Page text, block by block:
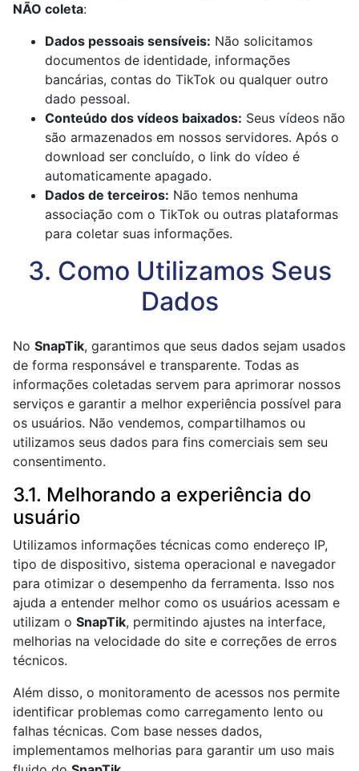
NÃO coleta:
Dados pessoais sensíveis: Não solicitamos
documentos de identidade, informações
bancárias, contas do TikTok ou qualquer outro
dado pessoal.
Conteúdo dos vídeos baixados: Seus vídeos não
são armazenados em nossos servidores. Após o
download ser concluído, o link do vídeo é
automaticamente apagado.
Dados de terceiros: Não temos nenhuma
associação com o TikTok ou outras plataformas
para coletar suas informações.
3. Como Utilizamos Seus
Dados
No SnapTik, garantimos que seus dados sejam usados
de forma responsável e transparente. Todas as
informações coletadas servem para aprimorar nossos
serviços e garantir a melhor experiência possível para
os usuários. Não vendemos, compartilhamos ou
utilizamos seus dados para fins comerciais sem seu
consentimento.
3.1. Melhorando a experiência do
usuário
Utilizamos informações técnicas como endereço IP,
tipo de dispositivo, sistema operacional e navegador
para otimizar o desempenho da ferramenta. Isso nos
ajuda a entender melhor como os usuários acessam e
utilizam o SnapTik, permitindo ajustes na interface,
melhorias na velocidade do site e correções de erros
técnicos.
Além disso, o monitoramento de acessos nos permite
identificar problemas como carregamento lento ou
falhas técnicas. Com base nesses dados,
implementamos melhorias para garantir um uso mais